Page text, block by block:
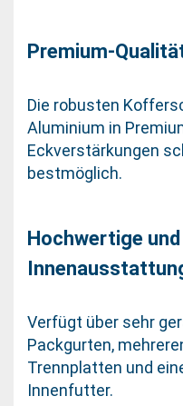
Premium-
Die robusten
Aluminium in
Eckverstärkungen
bestmöglich.
Hochwertige
Verfügt über sehr
Packgurten,
Trennplatten und
Innenfutter.